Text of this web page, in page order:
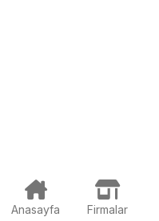
Anasayfa Firmalar